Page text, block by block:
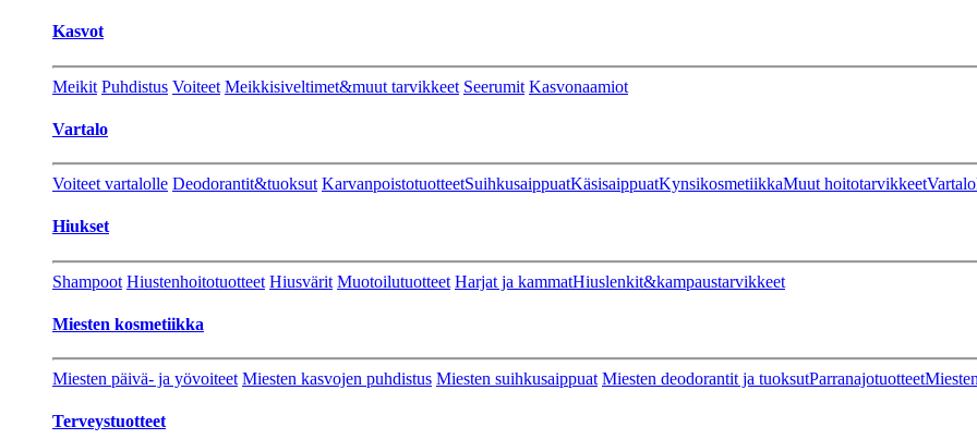
Kasvot
Meikit Puhdistus Voiteet Meikkisiveltimet&muut tarvikkeet Seerumit Kasvonaamiot
Vartalo
Voiteet vartalolle Deodorantit&tuoksut KarvanpoistotuotteetSuihkusaippuatKäsisaippuatKynsikosmetiikkaMuut hoitotarvikkeet
Hiukset
Shampoot Hiustenhoitotuotteet Hiusvärit Muotoilutuotteet Harjat ja kammatHiuslenkit&kampaustarvikkeet
Miesten kosmetiikka
Miesten päivä- ja yövoiteet Miesten kasvojen puhdistus Miesten suihkusaippuat Miesten deodorantit ja tuoksutParranajotuotteet
Terveystuotteet